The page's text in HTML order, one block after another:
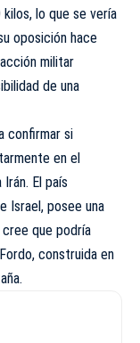
lo que se vería
oposición hace
militar
de una
confirmar si
en el
El país
Israel, posee una
que podría
construida en